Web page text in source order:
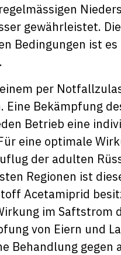
gewährleistet.
Bedingungen ist es
per
Bekämpfung
Betrieb eine
eine optimale
der adulten
Regionen ist
Acetamiprid
im Saftstrom
von Eiern und
Behandlung gegen